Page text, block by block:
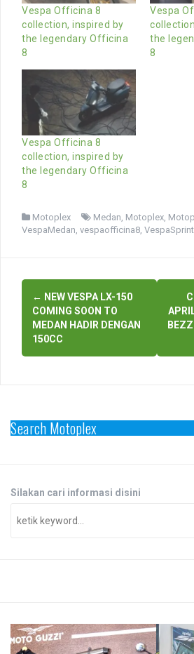
Vespa Officina 8
collection, inspired by
the legendary Officina
8
Vespa
the
8
Vespa Officina 8
collection, inspired by
the legendary Officina
8
Motoplex Medan Motoplex
VespaMedan vespaofficina8 VespaSprint
Post
navigation
← NEW VESPA LX-150
COMING SOON TO
MEDAN HADIR DENGAN
150CC
Search Motoplex
Silakan cari informasi disini